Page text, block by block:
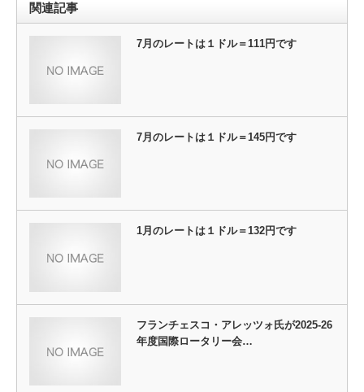
関連記事
7月のレートは１ドル＝111円です
7月のレートは１ドル＝145円です
1月のレートは１ドル＝132円です
フランチェスコ・アレッツォ氏が2025-26
年度国際ロータリー会…